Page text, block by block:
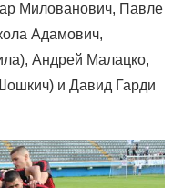
Милованович, Павле
Адамович,
Андрей Малацко,
и Давид Гарди